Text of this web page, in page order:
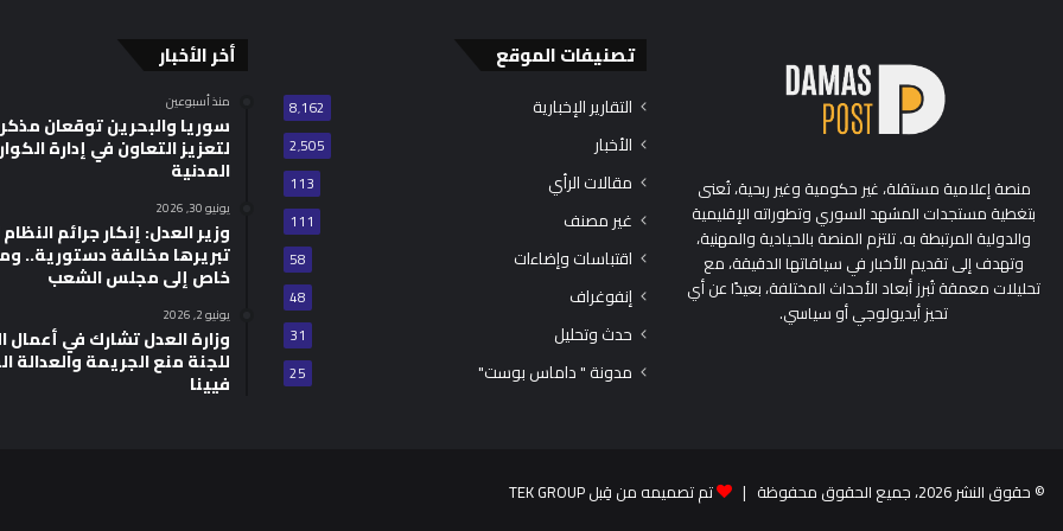
منصة إعلامية مستقلة، غير حكومية وغير ربحية، تُعنى
بتغطية مستجدات المشهد السوري وتطوراته الإقليمية
والدولية المرتبطة به. تلتزم المنصة بالحيادية والمهنية،
وتهدف إلى تقديم الأخبار في سياقاتها الدقيقة، مع
تحليلات معمقة تُبرز أبعاد الأحداث المختلفة، بعيدًا عن أي
تحيز أيديولوجي أو سياسي.
تصنيفات الموقع
التقارير الإخبارية 8٬162
الأخبار 2٬505
مقالات الرأي 113
غير مصنف 111
اقتباسات وإضاءات 58
إنفوغراف 48
حدث وتحليل 31
مدونة " داماس بوست" 25
أخر الأخبار
منذ أسبوعين
سوريا والبحرين توقعان
لتعزيز التعاون في إدارة
المدنية
يونيو 30, 2026
وزير العدل: إنكار جرائم النظام
تبريرها مخالفة دستورية..
خاص إلى مجلس الشعب
يونيو 2, 2026
للجنة منع الجريمة والعدالة
فيينا
© حقوق النشر 2026، جميع الحقوق محفوظة | تم تصميمه من قِبل TEK GROUP